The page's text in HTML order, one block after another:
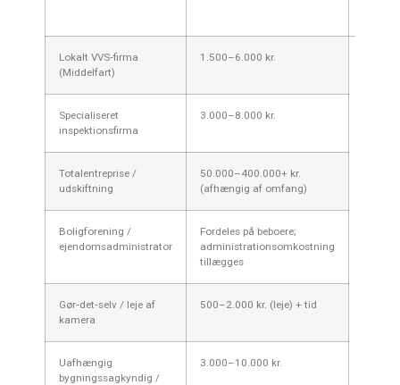
Lokalt VVS‑firma
(Middelfart)
1.500–6.000 kr.
Specialiseret
inspektionsfirma
3.000–8.000 kr.
Totalentreprise /
udskiftning
50.000–400.000+ kr.
(afhængig af omfang)
Boligforening /
ejendomsadministrator
Fordeles på beboere;
administrationsomkostning
tillægges
Gør‑det‑selv / leje af
kamera
500–2.000 kr. (leje) + tid
Uafhængig
bygningssagkyndig /
3.000–10.000 kr.